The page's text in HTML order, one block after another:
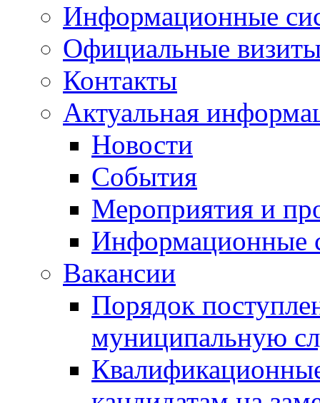
Информационные
Официальные
Контакты
Актуальная
Новости
События
Мероприятия и
Информационные
Вакансии
Порядок
муниципальную